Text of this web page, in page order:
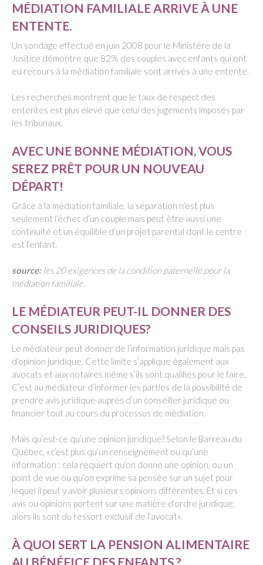
MÉDIATION FAMILIALE ARRIVE À UNE
ENTENTE.
Un sondage effectué en juin 2008 pour le Ministère de la
Jusitice démontre que 82% des couples avec enfants qui ont
eu recours à la médiation familiale sont arrivés à une entente.
Les recherches montrent que le taux de respect des
ententes est plus élevé que celui des jugements imposés par
les tribunaux.
AVEC UNE BONNE MÉDIATION, VOUS
SEREZ PRÊT POUR UN NOUVEAU
DÉPART!
Grâce à la médiation familiale, la séparation n’est plus
seulement l’échec d’un couple mais peut être aussi une
continuité et un équilible d’un projet parental dont le centre
est l’enfant.
source:les 20 exigences de la condition paternelle pour la
médiation familiale.
LE MÉDIATEUR PEUT-IL DONNER DES
CONSEILS JURIDIQUES?
Le médiateur peut donner de l’information juridique mais pas
d’opinion juridique. Cette limite s’applique également aux
avocats et aux notaires même s’ils sont qualifiés pour le faire.
C’est au médiateur d’informer les parties de la possibilité de
prendre avis juridique auprès d’un conseiller juridique ou
financier tout au cours du processus de médiation.
Mais qu’est-ce qu’une opinion juridique? Selon le Barreau du
Québec, «c’est plus qu’un renseignement ou qu’une
information : cela requiert qu’on donne une opinion, ou un
point de vue ou qu’on exprime sa pensée sur un sujet pour
lequel il peut y avoir plusieurs opinions différentes. Et si ces
avis ou opinions portent sur une matière d’ordre juridique,
alors ils sont du ressort exclusif de l’avocat».
À QUOI SERT LA PENSION ALIMENTAIRE
AU BÉNÉFICE DES ENFANTS ?